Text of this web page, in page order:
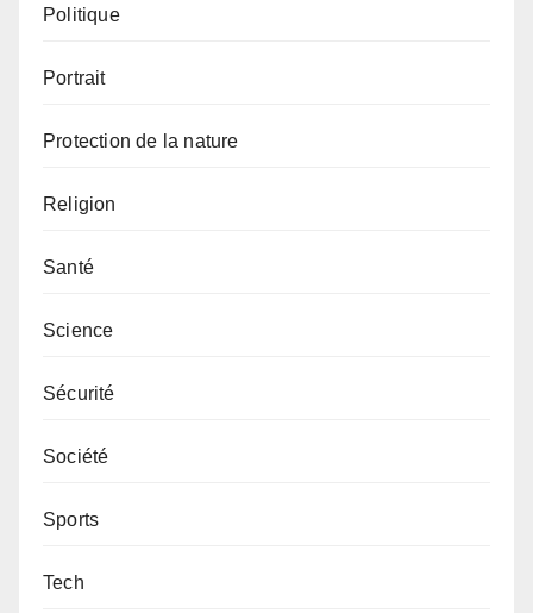
Politique
Portrait
Protection de la nature
Religion
Santé
Science
Sécurité
Société
Sports
Tech